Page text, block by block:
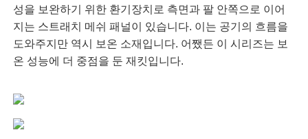
성을 보완하기 위한 환기장치로 측면과 팔 안쪽으로 이어
지는 스트래치 메쉬 패널이 있습니다. 이는 공기의 흐름을
도와주지만 역시 보온 소재입니다. 어쨌든 이 시리즈는 보
온 성능에 더 중점을 둔 재킷입니다.